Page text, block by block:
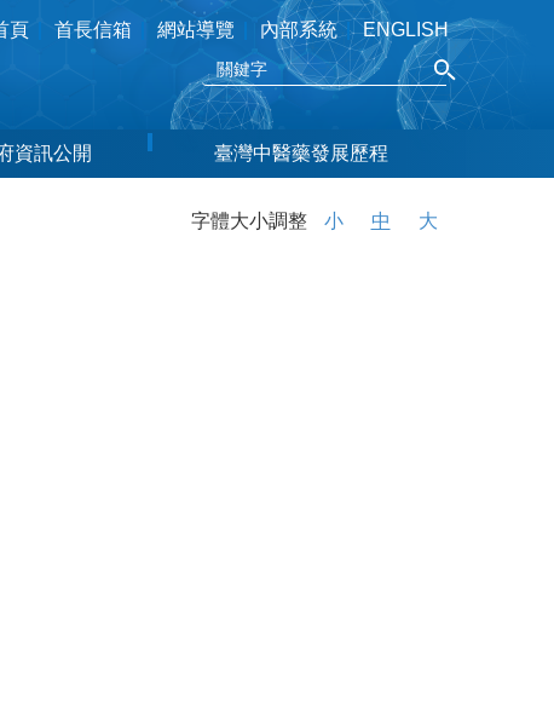
頁 首長信箱 網站導覽 內部系統 ENGLISH
資訊公開 臺灣中醫藥發展歷程
字體大小調整 小 中 大